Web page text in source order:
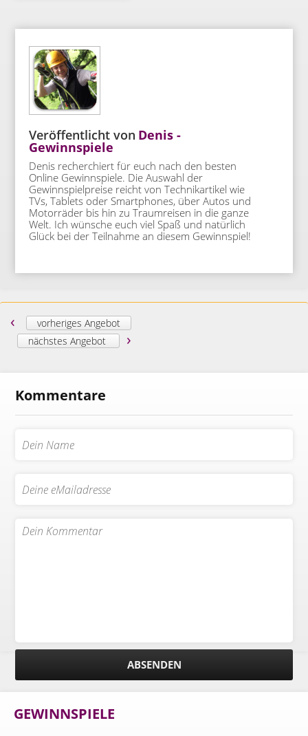
Veröffentlicht von Denis -
Gewinnspiele
Denis recherchiert für euch nach den besten
Online Gewinnspiele. Die Auswahl der
Gewinnspielpreise reicht von Technikartikel wie
TVs, Tablets oder Smartphones, über Autos und
Motorräder bis hin zu Traumreisen in die ganze
Welt. Ich wünsche euch viel Spaß und natürlich
Glück bei der Teilnahme an diesem Gewinnspiel!
‹
vorheriges Angebot
nächstes Angebot
›
Kommentare
GEWINNSPIELE